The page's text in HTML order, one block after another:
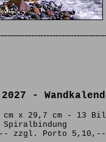
-
cm x 29,7 cm - 13
Spiralbindung
zzgl. Porto 5,10,--